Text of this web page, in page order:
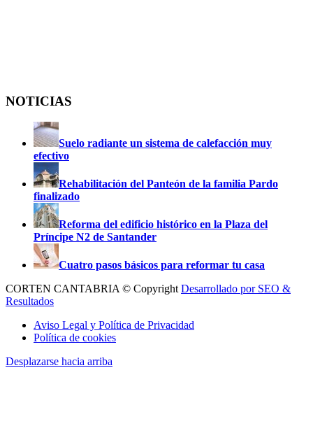
NOTICIAS
Suelo radiante un sistema de calefacción muy
efectivo
Rehabilitación del Panteón de la familia Pardo
finalizado
Reforma del edificio histórico en la Plaza del
Príncipe N2 de Santander
Cuatro pasos básicos para reformar tu casa
CORTEN CANTABRIA © Copyright Desarrollado por SEO &
Resultados
Aviso Legal y Política de Privacidad
Política de cookies
Desplazarse hacia arriba